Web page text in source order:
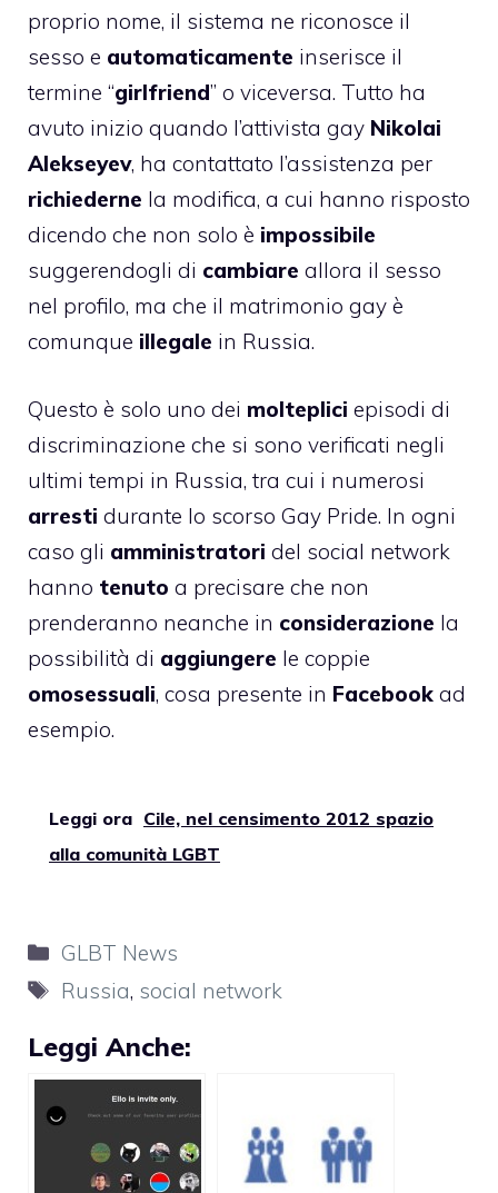
proprio nome, il sistema ne riconosce il
sesso e automaticamente inserisce il
termine “girlfriend” o viceversa. Tutto ha
avuto inizio quando l’attivista gay Nikolai
Alekseyev, ha contattato l’assistenza per
richiederne la modifica, a cui hanno risposto
dicendo che non solo è impossibile
suggerendogli di cambiare allora il sesso
nel profilo, ma che il matrimonio gay è
comunque illegale in Russia.
Questo è solo uno dei molteplici episodi di
discriminazione che si sono verificati negli
ultimi tempi in Russia, tra cui i numerosi
arresti durante lo scorso Gay Pride. In ogni
caso gli amministratori del social network
hanno tenuto a precisare che non
prenderanno neanche in considerazione la
possibilità di aggiungere le coppie
omosessuali, cosa presente in Facebook ad
esempio.
Leggi ora Cile, nel censimento 2012 spazio
alla comunità LGBT
Categorie
GLBT News
Tag
Russia, social network
Leggi Anche: